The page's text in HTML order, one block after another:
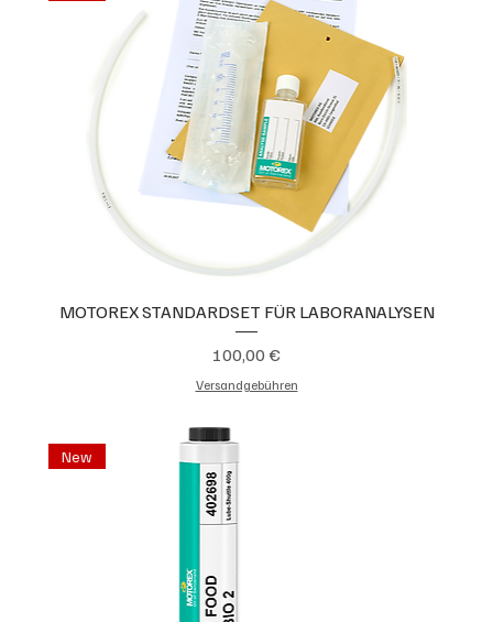
MOTOREX STANDARDSET FÜR LABORANALYSEN
Preis
100,00 €
Versandgebühren
New